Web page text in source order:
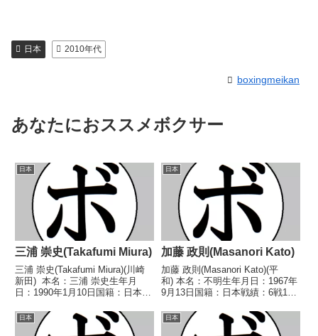
日本 2010年代
boxingmeikan
あなたにおススメボクサー
日本
三浦 崇史(Takafumi Miura)
三浦 崇史(Takafumi Miura)(川崎
新田) 本名：三浦 崇史生年月
日：1990年1月10日国籍：日本戦
トル】なし 【戦歴】
2011/02/03 ●4R判定 0-3(37-
日本
加藤 政則(Masanori Kato)
加藤 政則(Masanori Kato)(平
和) 本名：不明生年月日：1967年
9月13日国籍：日本戦績：6戦1勝
し 【戦歴】1989/05/13 △4R判
定 (採点不明) 浅羽 錠次(池
日本 日本